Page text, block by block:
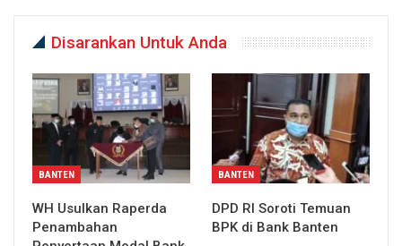
Disarankan Untuk Anda
BANTEN
WH Usulkan Raperda
Penambahan
BANTEN
DPD RI Soroti Temuan
BPK di Bank Banten